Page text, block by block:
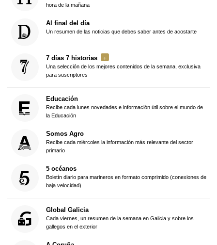
hora de la mañana
Al final del día
Un resumen de las noticias que debes saber antes de acostarte
7 días 7 historias
Una selección de los mejores contenidos de la semana, exclusiva
para suscriptores
Educación
Recibe cada lunes novedades e información útil sobre el mundo de
la Educación
Somos Agro
Recibe cada miércoles la información más relevante del sector
primario
5 océanos
Boletín diario para marineros en formato comprimido (conexiones de
baja velocidad)
Global Galicia
Cada viernes, un resumen de la semana en Galicia y sobre los
gallegos en el exterior